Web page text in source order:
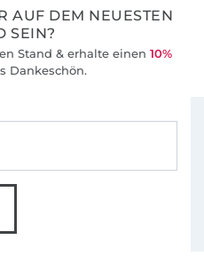
AUF DEM NEUESTEN
SEIN?
Stand & erhalte einen 10%
Dankeschön.